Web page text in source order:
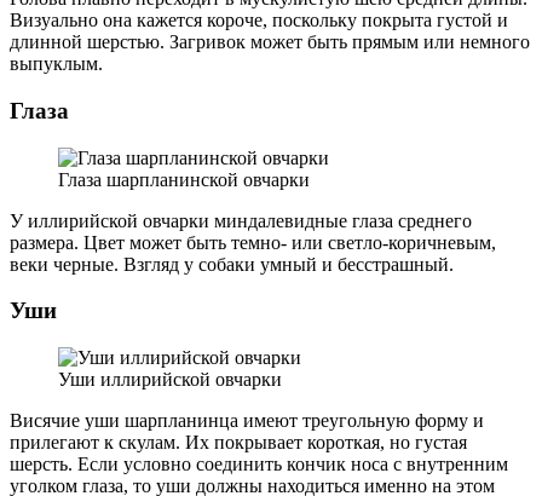
Визуально она кажется короче, поскольку покрыта густой и
длинной шерстью. Загривок может быть прямым или немного
выпуклым.
Глаза
Глаза шарпланинской овчарки
У иллирийской овчарки миндалевидные глаза среднего
размера. Цвет может быть темно- или светло-коричневым,
веки черные. Взгляд у собаки умный и бесстрашный.
Уши
Уши иллирийской овчарки
Висячие уши шарпланинца имеют треугольную форму и
прилегают к скулам. Их покрывает короткая, но густая
шерсть. Если условно соединить кончик носа с внутренним
уголком глаза, то уши должны находиться именно на этом